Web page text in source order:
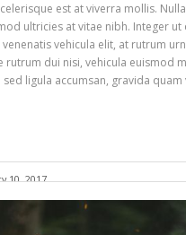
est at viverra mollis.
ultricies at vitae nibh. Integer ut
venenatis vehicula elit, at rutrum
rutrum dui nisi, vehicula euismod
sed ligula accumsan, gravida quam
10, 2017